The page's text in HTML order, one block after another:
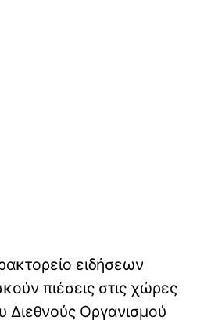
ειδήσεων
πιέσεις στις χώρες
Διεθνούς Οργανισμού